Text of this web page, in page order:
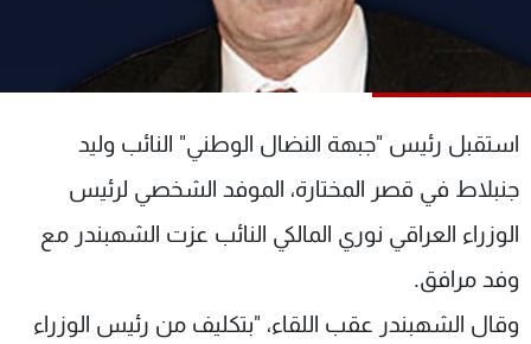
استقبل رئيس "جبهة النضال الوطني" النائب وليد
جنبلاط في قصر المختارة، الموفد الشخصي لرئيس
الوزراء العراقي نوري المالكي النائب عزت الشهبندر مع
وفد مرافق.
وقال الشهبندر عقب اللقاء، "بتكليف من رئيس الوزراء
البرامج
الترددات
الإنـتـاج
لاعلاناتكم
تواصل معنا